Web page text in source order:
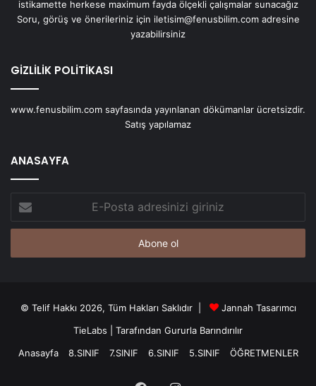
istikamette herkese maximum fayda ölçekli çalışmalar sunacağız
Soru, görüş ve önerileriniz için iletisim@fenusbilim.com adresine
yazabilirsiniz
GİZLİLİK POLİTİKASI
www.fenusbilim.com sayfasında yayınlanan dökümanlar ücretsizdir.
Satış yapılamaz
ANASAYFA
Posta
adresinizi
© Telif Hakkı 2026, Tüm Hakları Saklıdır |
Jannah Tasarımcı
TieLabs | Tarafından Gururla Barındırılır
Anasayfa
8.SINIF 7.SINIF 6.SINIF 5.SINIF ÖĞRETMENLER